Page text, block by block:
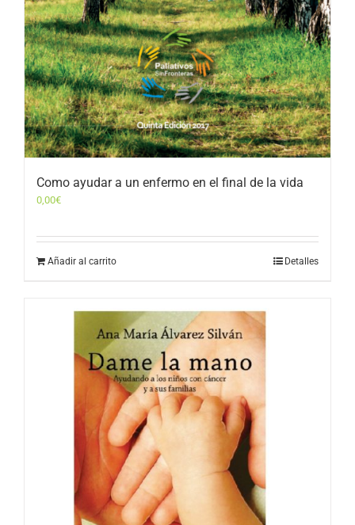
Como ayudar a un enfermo en el final de la vida
0,00€
Añadir al carrito Detalles